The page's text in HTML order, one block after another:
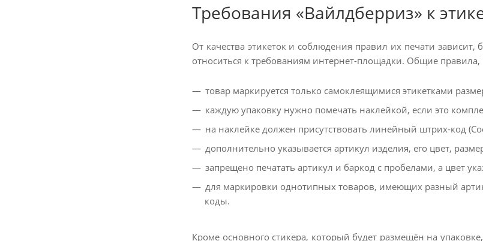
Требования «Вайлдберриз» к
От качества этикеток и соблюдения правил их печати
относиться к требованиям интернет-площадки. Общие
товар маркируется только самоклеящимися этикетками
каждую упаковку нужно помечать наклейкой, если это
на наклейке должен присутствовать линейный штрих-код
дополнительно указывается артикул изделия, его цвет,
запрещено печатать артикул и баркод с пробелами, а цвет
для маркировки однотипных товаров, имеющих разный
коды.
Кроме основного стикера, который будет размещён на